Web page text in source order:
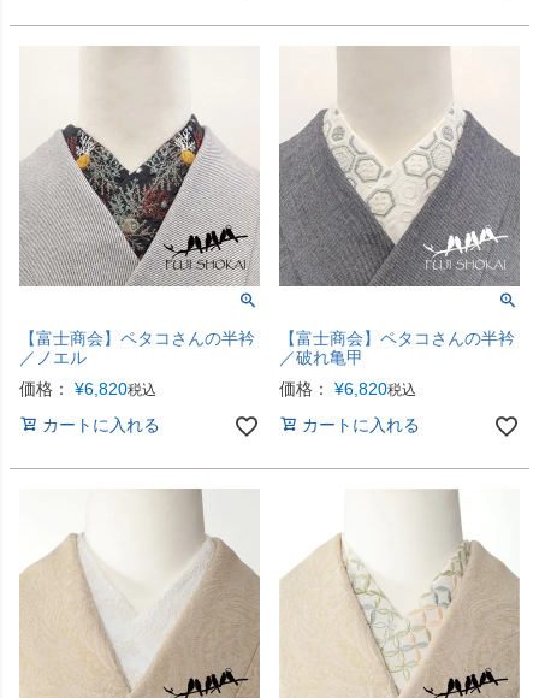
【富士商会】ペタコさんの半衿
／ノエル
価格：
¥6,820税込
カートに入れる
【富士商会】ペタコさんの半衿
／破れ亀甲
価格：
¥6,820税込
カートに入れる